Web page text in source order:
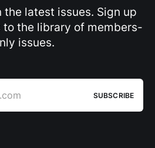
the latest issues. Sign up
to the library of members-
issues.
SUBSCRIBE